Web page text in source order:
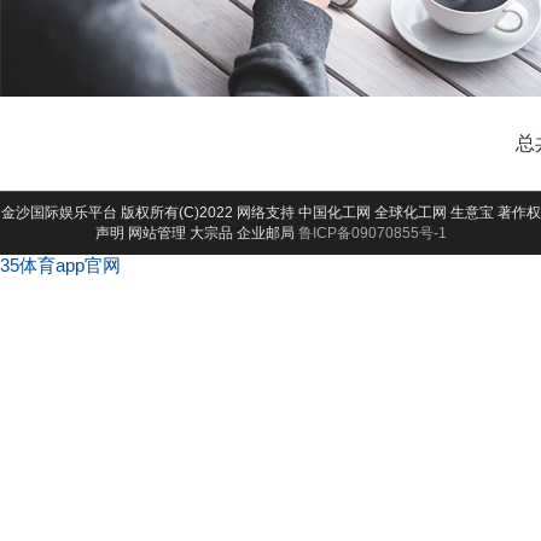
总
金沙国际娱乐平台 版权所有(C)2022 网络支持 中国化工网 全球化工网 生意宝 著作权
声明 网站管理 大宗品 企业邮局 鲁ICP备09070855号-1
35体育app官网